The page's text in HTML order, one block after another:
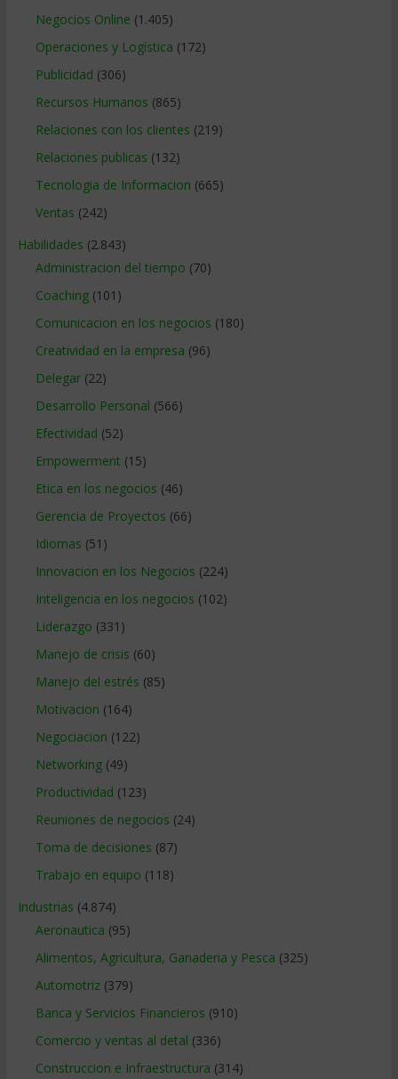
Negocios Online (1.405)
Operaciones y Logística (172)
Publicidad (306)
Recursos Humanos (865)
Relaciones con los clientes (219)
Relaciones publicas (132)
Tecnologia de Informacion (665)
Ventas (242)
Habilidades (2.843)
Administracion del tiempo (70)
Coaching(101)
Comunicacion en los negocios (180)
Creatividad en la empresa (96)
Delegar(22)
Desarrollo Personal (566)
Efectividad (52)
Empowerment (15)
Etica en los negocios (46)
Gerencia de Proyectos (66)
Idiomas (51)
Innovacion en los Negocios (224)
Inteligencia en los negocios (102)
Liderazgo (331)
Manejo de crisis (60)
Manejo del estrés (85)
Motivacion (164)
Negociacion (122)
Networking(49)
Productividad (123)
Reuniones de negocios (24)
Toma de decisiones (87)
Trabajo en equipo (118)
Industrias (4.874)
Aeronautica (95)
Alimentos, Agricultura, Ganaderia y Pesca (325)
Automotriz(379)
Banca y Servicios Financieros (910)
Comercio y ventas al detal (336)
Construccion e Infraestructura (314)